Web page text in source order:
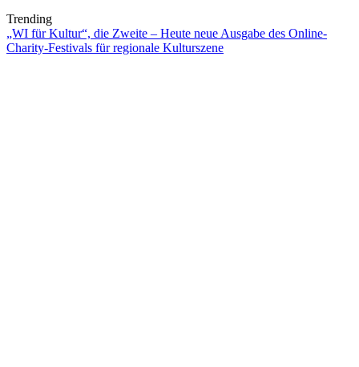
Trending
„WI für Kultur“, die Zweite – Heute neue Ausgabe des Online-
Charity-Festivals für regionale Kulturszene